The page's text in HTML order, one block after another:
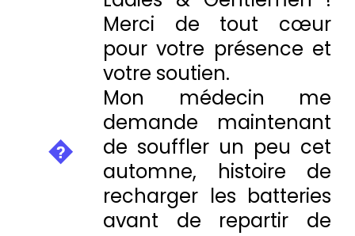
Merci de tout cœur
pour votre présence et
votre soutien.
Mon médecin me
demande maintenant
de souffler un peu cet
automne, histoire de
recharger les batteries
avant de repartir de